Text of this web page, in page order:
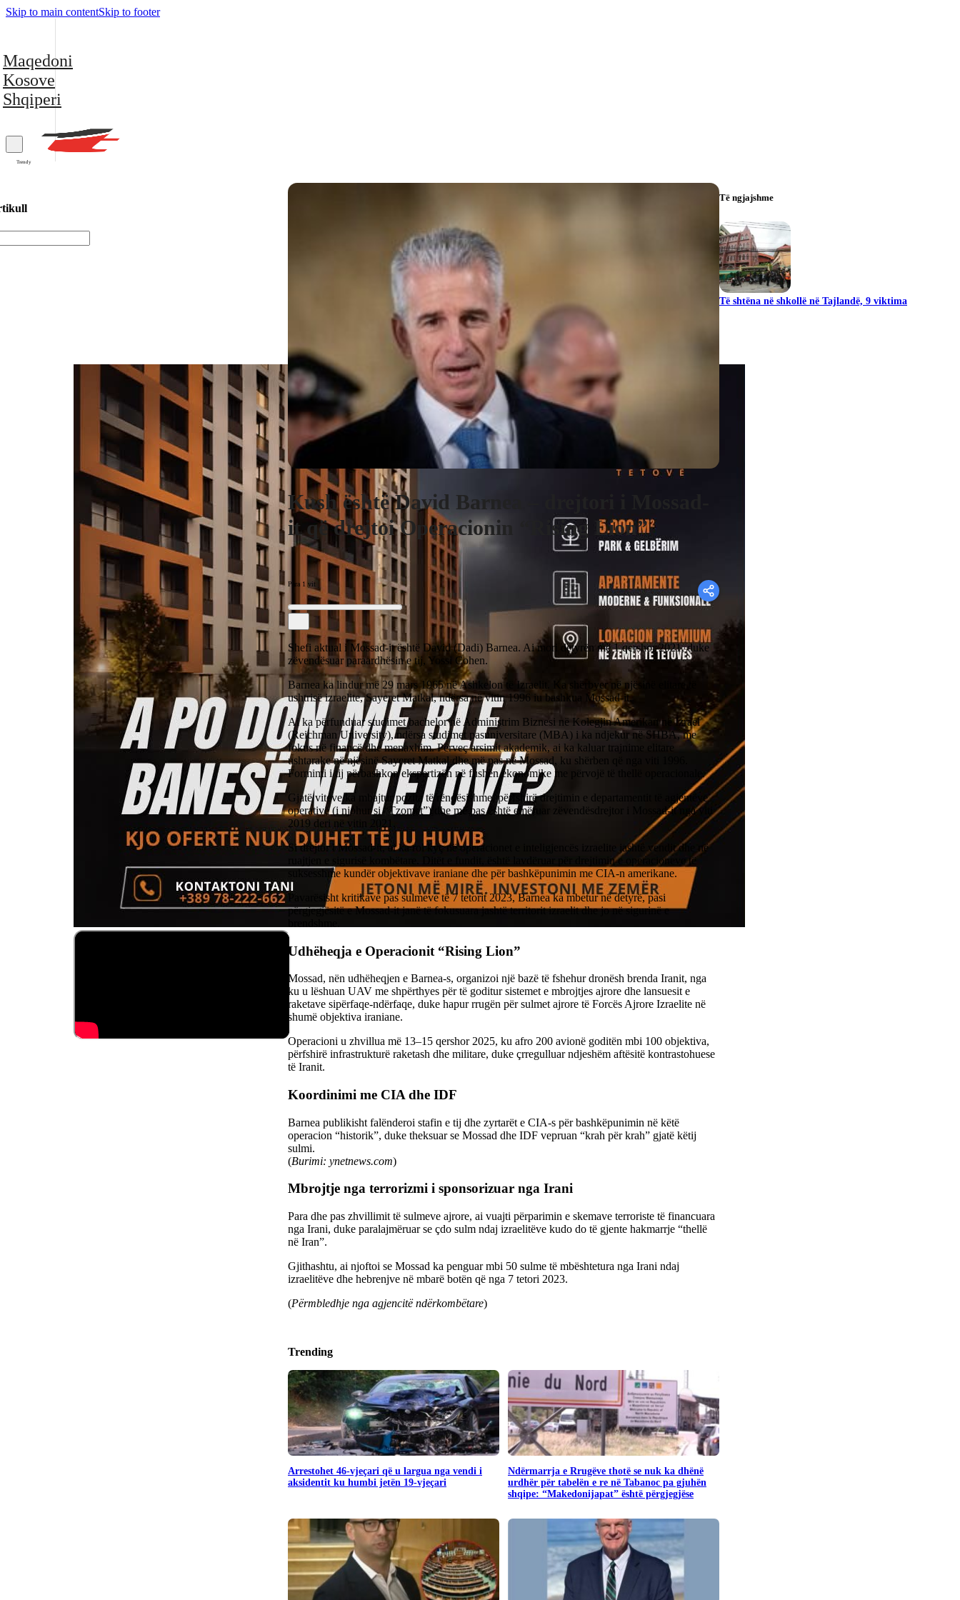
Skip to main contentSkip to footer
Maqedoni
Kosove
Shqiperi
Trendy
Kush është David Barnea – drejtori i Mossad-
it që drejtoi Operacionin “Rising Lion”
Para 1 vit
Shefi aktual i Mossad-it është David (Dadi) Barnea. Ai mori detyrën më 1 qershor 2021, duke
zëvendësuar paraardhësin e tij, Yossi Cohen.
Barnea ka lindur më 29 mars 1965 në Ashkelon të Izraelit. Ka shërbyer në njësinë elitare të
ushtrisë izraelite, Sayeret Matkal, ndërsa në vitin 1996 iu bashkua Mossad-it.
Ai ka përfunduar studimet bachelor në Administrim Biznesi në Kolegjin Amerikan në Izrael
(Reichman University), ndërsa studimet pasuniversitare (MBA) i ka ndjekur në SHBA, me
fokus në financë dhe menaxhim. Përveç arsimit akademik, ai ka kaluar trajnime elitare
ushtarake në njësinë Sayeret Matkal dhe më pas në Mossad, ku shërben që nga viti 1996.
Formimi i tij përbashkon ekspertizën në fushën ekonomike me përvojë të thellë operacionale.
Gjatë viteve ka mbajtur pozita të rëndësishme, përfshirë drejtimin e departamentit të agjentëve
operativë (i njohur si “Tzomet”) dhe më pas është emëruar zëvendësdrejtor i Mossad-it nga viti
2019 deri në vitin 2021.
Si drejtor i Mossad-it, ai ka rol kyç në operacionet e inteligjencës izraelite jashtë vendit dhe në
ruajtjen e sigurisë kombëtare. Ditët e fundit, është lavdëruar për drejtimin e operacioneve të
suksesshme kundër objektivave iraniane dhe për bashkëpunimin me CIA-n amerikane.
Pavarësisht kritikave pas sulmeve të 7 tetorit 2023, Barnea ka mbetur në detyrë, pasi
përgjegjësitë e Mossad-it janë të fokusuara jashtë territorit izraelit dhe jo në sigurinë e
Udhëheqja e Operacionit “Rising Lion”
Mossad, nën udhëheqjen e Barnea-s, organizoi një bazë të fshehur dronësh brenda Iranit, nga
ku u lëshuan UAV me shpërthyes për të goditur sistemet e mbrojtjes ajrore dhe lansuesit e
raketave sipërfaqe-ndërfaqe, duke hapur rrugën për sulmet ajrore të Forcës Ajrore Izraelite në
shumë objektiva iraniane.
Operacioni u zhvillua më 13–15 qershor 2025, ku afro 200 avionë goditën mbi 100 objektiva,
përfshirë infrastrukturë raketash dhe militare, duke çrregulluar ndjeshëm aftësitë kontrastohuese
të Iranit.
Koordinimi me CIA dhe IDF
Barnea publikisht falënderoi stafin e tij dhe zyrtarët e CIA-s për bashkëpunimin në këtë
operacion “historik”, duke theksuar se Mossad dhe IDF vepruan “krah për krah” gjatë këtij
sulmi.
(Burimi: ynetnews.com)
Mbrojtje nga terrorizmi i sponsorizuar nga Irani
Para dhe pas zhvillimit të sulmeve ajrore, ai vuajti përparimin e skemave terroriste të financuara
nga Irani, duke paralajmëruar se çdo sulm ndaj izraelitëve kudo do të gjente hakmarrje “thellë
në Iran”.
Gjithashtu, ai njoftoi se Mossad ka penguar mbi 50 sulme të mbështetura nga Irani ndaj
izraelitëve dhe hebrenjve në mbarë botën që nga 7 tetori 2023.
(Përmbledhje nga agjencitë ndërkombëtare)
Trending
Arrestohet 46-vjeçari që u largua nga vendi i
aksidentit ku humbi jetën 19-vjeçari
Ndërmarrja e Rrugëve thotë se nuk ka dhënë
urdhër për tabelën e re në Tabanoc pa gjuhën
shqipe: “Makedonijapat” është përgjegjëse
Të ngjajshme
Të shtëna në shkollë në Tajlandë, 9 viktima